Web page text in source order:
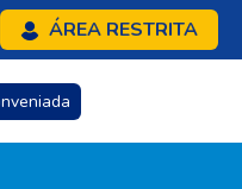
ÁREA RESTRITA